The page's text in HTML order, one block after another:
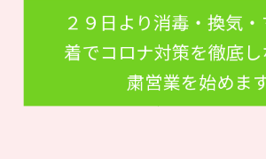
２９日より消毒・換気
着でコロナ対策を徹底
粛営業を始めま